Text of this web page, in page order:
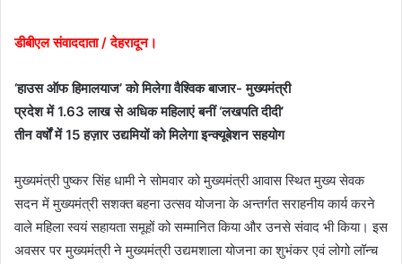
डीबीएल संवाददाता / देहरादून।
‘हाउस ऑफ हिमालयाज’ को मिलेगा वैश्विक बाजार- मुख्यमंत्री
प्रदेश में 1.63 लाख से अधिक महिलाएं बनीं ‘लखपति दीदी’
तीन वर्षों में 15 हज़ार उद्यमियों को मिलेगा इन्क्यूबेशन सहयोग
मुख्यमंत्री पुष्कर सिंह धामी ने सोमवार को मुख्यमंत्री आवास स्थित मुख्य सेवक
सदन में मुख्यमंत्री सशक्त बहना उत्सव योजना के अन्तर्गत सराहनीय कार्य करने
वाले महिला स्वयं सहायता समूहों को सम्मानित किया और उनसे संवाद भी किया। इस
अवसर पर मुख्यमंत्री ने मुख्यमंत्री उद्यमशाला योजना का शुभंकर एवं लोगो लॉन्च